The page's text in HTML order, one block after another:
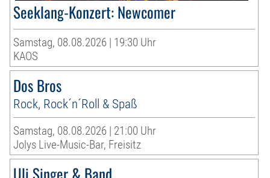
Seeklang-Konzert: Newcomer
Samstag, 08.08.2026 | 19:30 Uhr
KAOS
Dos Bros
Rock, Rock´n´Roll & Spaß
Samstag, 08.08.2026 | 21:00 Uhr
Jolys Live-Music-Bar, Freisitz
Uli Singer & Band